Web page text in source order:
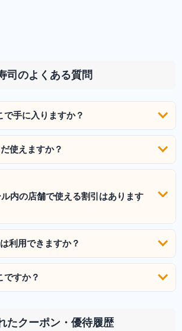
司のよくある質問
で手に入りますか？
使えますか？
内の店舗で使える割引はあります
利用できますか？
ですか？
たクーポン・優待履歴